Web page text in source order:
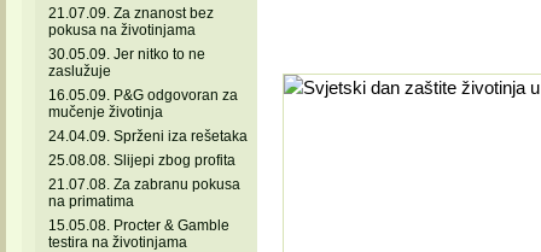
21.07.09. Za znanost bez
pokusa na životinjama
30.05.09. Jer nitko to ne
zaslužuje
16.05.09. P&G odgovoran za
mučenje životinja
24.04.09. Sprženi iza rešetaka
25.08.08. Slijepi zbog profita
21.07.08. Za zabranu pokusa
na primatima
15.05.08. Procter & Gamble
testira na životinjama